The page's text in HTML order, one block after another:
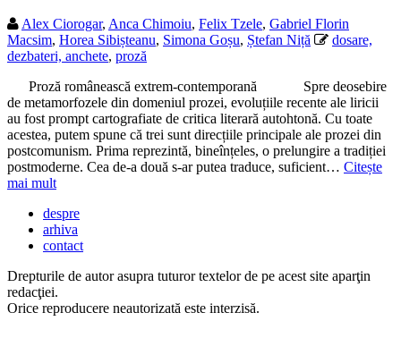
Alex Ciorogar, Anca Chimoiu, Felix Tzele, Gabriel Florin
Macsim, Horea Sibișteanu, Simona Goșu, Ștefan Niță
dosare,
dezbateri, anchete, proză
Proză românească extrem-contemporană Spre deosebire
de metamorfozele din domeniul prozei, evoluțiile recente ale liricii
au fost prompt cartografiate de critica literară autohtonă. Cu toate
acestea, putem spune că trei sunt direcțiile principale ale prozei din
postcomunism. Prima reprezintă, bineînțeles, o prelungire a tradiției
postmoderne. Cea de-a două s-ar putea traduce, suficient… Citește
mai mult
despre
arhiva
contact
Drepturile de autor asupra tuturor textelor de pe acest site aparţin
redacţiei.
Orice reproducere neautorizată este interzisă.